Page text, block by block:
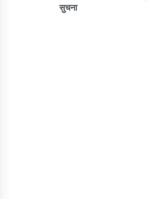
सुचना